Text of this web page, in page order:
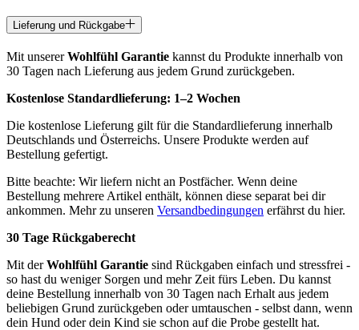
Lieferung und Rückgabe
Mit unsererWohlfühl Garantie kannst du Produkte innerhalb von
30 Tagen nach Lieferung aus jedem Grund zurückgeben.
Kostenlose Standardlieferung: 1–2 Wochen
Die kostenlose Lieferung gilt für die Standardlieferung innerhalb
Deutschlands und Österreichs. Unsere Produkte werden auf
Bestellung gefertigt.
Bitte beachte: Wir liefern nicht an Postfächer. Wenn deine
Bestellung mehrere Artikel enthält, können diese separat bei dir
ankommen. Mehr zu unseren Versandbedingungen erfährst du hier.
30 Tage Rückgaberecht
Mit derWohlfühl Garantie sind Rückgaben einfach und stressfrei -
so hast du weniger Sorgen und mehr Zeit fürs Leben. Du kannst
deine Bestellung innerhalb von 30 Tagen nach Erhalt aus jedem
beliebigen Grund zurückgeben oder umtauschen - selbst dann, wenn
dein Hund oder dein Kind sie schon auf die Probe gestellt hat.